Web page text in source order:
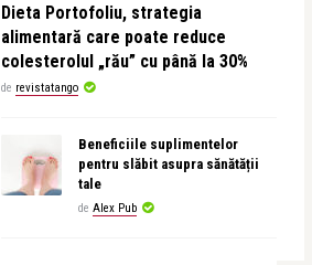
Dieta Portofoliu, strategia
alimentară care poate reduce
colesterolul „rău” cu până la 30%
de revistatango
Beneficiile suplimentelor
pentru slăbit asupra sănătății
tale
de Alex Pub